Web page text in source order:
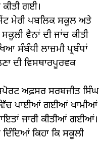
ਕੀਤੀ ਗਈ।
ਮੇਰੀ ਪਬਲਿਕ ਸਕੂਲ ਅਤੇ
ਵੈਨਾਂ ਦੀ ਜਾਂਚ ਕੀਤੀ
ਸੰਬੰਧੀ ਲਾਜ਼ਮੀ ਪ੍ਰਬੰਧਾਂ
ਦੀ ਵਿਸਥਾਰਪੂਰਵਕ
ਅਫ਼ਸਰ ਸਰਬਜੀਤ ਸਿੰਘ
ਵਿੱਚ ਪਾਈਆਂ ਗਈਆਂ ਖਾਮੀਆਂ
ਜਾਰੀ ਕੀਤੀਆਂ ਗਈਆਂ।
ਕਿਹਾ ਕਿ ਸਕੂਲੀ